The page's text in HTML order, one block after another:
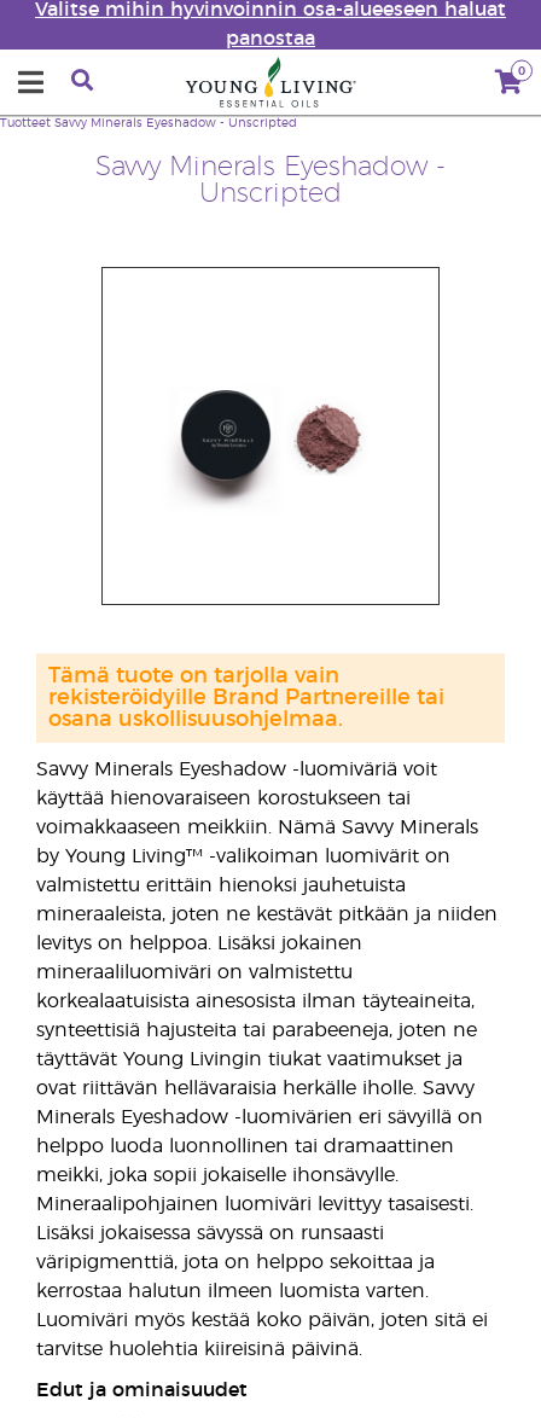
Valitse mihin hyvinvoinnin osa-alueeseen haluat
panostaa
0
Savvy Minerals Eyeshadow -
Unscripted
Tuotteet Savvy Minerals Eyeshadow - Unscripted
Savvy Minerals Eyeshadow -luomiväriä voit
käyttää hienovaraiseen korostukseen tai
voimakkaaseen meikkiin. Nämä Savvy Minerals
by Young Living™ -valikoiman luomivärit on
valmistettu erittäin hienoksi jauhetuista
mineraaleista, joten ne kestävät pitkään ja niiden
levitys on helppoa. Lisäksi jokainen
mineraaliluomiväri on valmistettu
korkealaatuisista ainesosista ilman täyteaineita,
synteettisiä hajusteita tai parabeeneja, joten ne
täyttävät Young Livingin tiukat vaatimukset ja
ovat riittävän hellävaraisia herkälle iholle. Savvy
Minerals Eyeshadow -luomivärien eri sävyillä on
helppo luoda luonnollinen tai dramaattinen
meikki, joka sopii jokaiselle ihonsävylle.
Mineraalipohjainen luomiväri levittyy tasaisesti.
Lisäksi jokaisessa sävyssä on runsaasti
väripigmenttiä, jota on helppo sekoittaa ja
kerrostaa halutun ilmeen luomista varten.
Luomiväri myös kestää koko päivän, joten sitä ei
tarvitse huolehtia kiireisinä päivinä.
Edut ja ominaisuudet
Tämä tuote on tarjolla vain
rekisteröidyille Brand Partnereille tai
osana uskollisuusohjelmaa.